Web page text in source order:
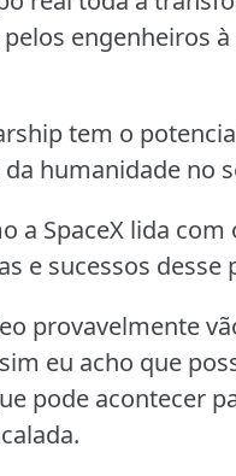
engenheiros
tem o
humanidade no
a SpaceX lida
e sucessos desse
provavelmente
eu acho que
pode acontecer